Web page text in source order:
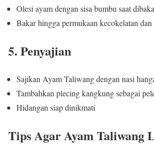
Olesi ayam dengan sisa bumbu saat
Bakar hingga permukaan kecokelatan
5. Penyajian
Sajikan Ayam Taliwang dengan nasi
Tambahkan plecing kangkung sebagai
Hidangan siap dinikmati
Tips Agar Ayam Taliwang